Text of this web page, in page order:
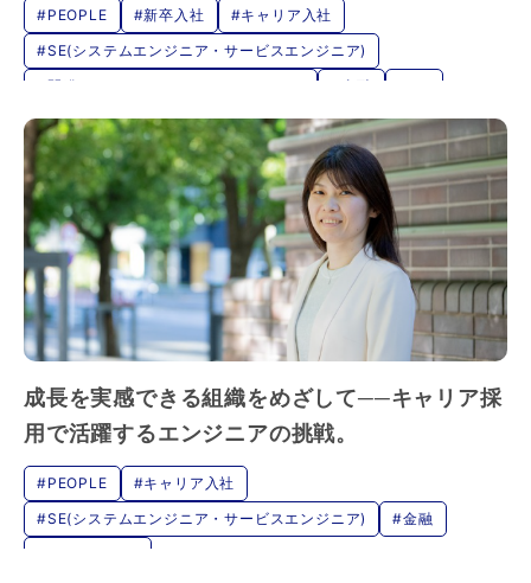
#PEOPLE #新卒入社
#キャリア入社
#SE(システムエンジニア・サービスエンジニア)
#開発（ハードウェア・ソフトウェア）
#金融
成長を実感できる組織をめざして──キャリア採
用で活躍するエンジニアの挑戦。
#PEOPLE
#キャリア入社
#SE(システムエンジニア・サービスエンジニア)
#金融